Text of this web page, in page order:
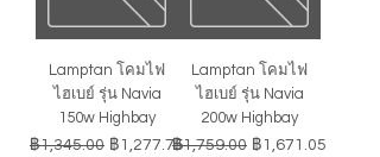
Lamptan โคมไฟ
ไฮเบย์ รุ่น Navia
150w Highbay
ราคาปกติ
฿1,345.00 ราคาขายลด
฿1,277.75
Lamptan โคมไฟ
ไฮเบย์ รุ่น Navia
200w Highbay
ราคาปกติ
฿1,759.00 ราคาขายลด
฿1,671.05